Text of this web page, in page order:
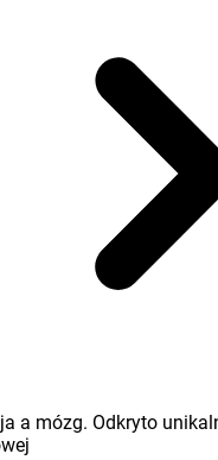
a mózg. Odkryto